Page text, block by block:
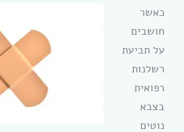
כאשר
חושבים
על תביעת
רשלנות
רפואית
בצבא
נוטים